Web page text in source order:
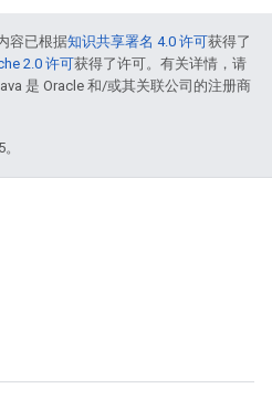
容已根据知识共享署名 4.0 许可获得了
2.0 许可获得了许可。有关详情，请
是 Oracle 和/或其关联公司的注册商